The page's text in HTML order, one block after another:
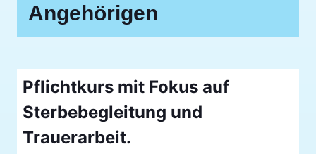
Angehörigen
Pflichtkurs mit Fokus auf
Sterbebegleitung und
Trauerarbeit.